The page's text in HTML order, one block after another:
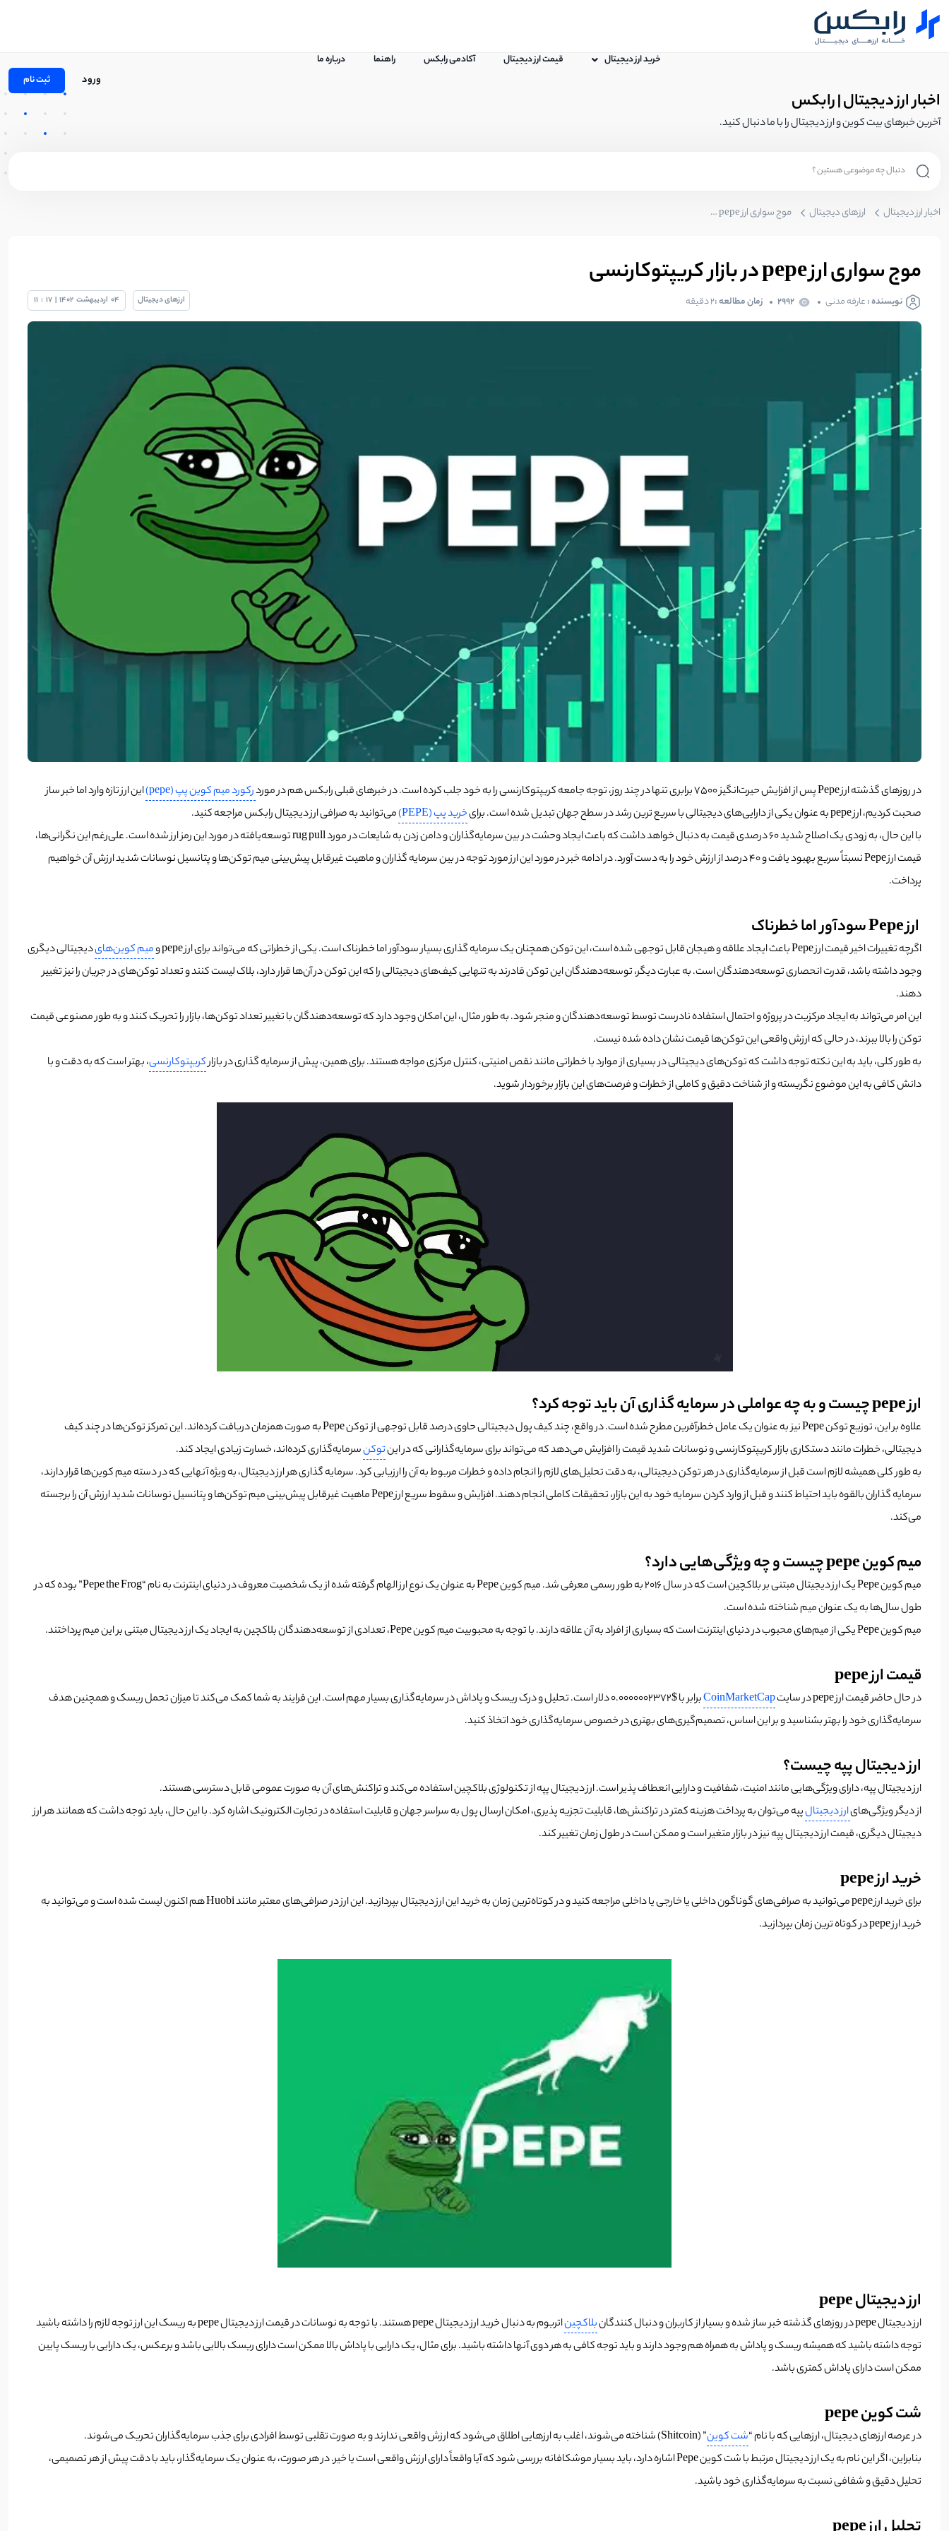
خرید ارز دیجیتال قیمت ارز دیجیتال آکادمی رابکس راهنما درباره ما
ورود ثبت نام
اخبار ارز دیجیتال | رابکس
آخرین خبرهای بیت کوین و ارز دیجیتال را با ما دنبال کنید.
اخبار ارز دیجیتال ارزهای دیجیتال موج سواری ارز pepe در بازار کریپتوکارنسی
موج سواری ارز pepe در بازار کریپتوکارنسی
نویسنده :عارفه مدنی 2992 زمان مطالعه :۲ دقیقه ارزهای دیجیتال 04 اردیبهشت 1402
|
17
:
11
در روز‌های گذشته ارز Pepe پس از افزایش حیرت‌انگیز 7500 برابری تنها در چند روز، توجه جامعه کریپتوکارنسی را به خود جلب کرده است. در خبر‌های قبلی رابکس هم در مورد رکورد میم کوین پپ (pepe)
این ارز تازه وارد اما خبر ساز
صحبت کردیم، ارز pepe به عنوان یکی از دارایی‌های دیجیتالی با سریع ترین رشد در سطح جهان تبدیل شده است. برای
خرید پپ (PEPE)
می‌توانید به صرافی ارز دیجیتال رابکس مراجعه کنید.
با این حال، به زودی یک اصلاح شدید 60 درصدی قیمت به دنبال خواهد داشت که باعث ایجاد وحشت در بین سرمایه‌گذاران و دامن زدن به شایعات در مورد rug pull توسعه‌یافته در مورد این رمز ارز شده است. علی‌رغم این نگرانی‌ها،
قیمت ارز Pepe نسبتاً سریع بهبود یافت و 40 درصد از ارزش خود را به دست آورد. در ادامه خبر در مورد این ارز مورد توجه در بین سرمایه گذاران و ماهیت غیرقابل پیش‌بینی میم توکن‌ها و پتانسیل نوسانات شدید ارزش آن خواهیم
پرداخت.
ارز Pepe سودآور اما خطرناک
اگرچه تغییرات اخیر قیمت ارز Pepe باعث ایجاد علاقه و هیجان قابل توجهی شده است، این توکن همچنان یک سرمایه گذاری بسیار سودآور اما خطرناک است. یکی از خطراتی که می‌تواند برای ارز pepe و میم کوین‌هایدیجیتالی دیگری
وجود داشته باشد، قدرت انحصاری توسعه‌دهندگان است. به عبارت دیگر، توسعه‌دهندگان این توکن قادرند به تنهایی کیف‌های دیجیتالی را که این توکن در آن‌ها قرار دارد، بلاک لیست کنند و تعداد توکن‌های در جریان را نیز تغییر
دهند.
این امر می‌تواند به ایجاد مرکزیت در پروژه و احتمال استفاده نادرست توسط توسعه‌دهندگان و منجر شود. به طور مثال، این امکان وجود دارد که توسعه‌دهندگان با تغییر تعداد توکن‌ها، بازار را تحریک کنند و به طور مصنوعی قیمت
توکن را بالا ببرند، در حالی که ارزش واقعی این توکن‌ها قیمت نشان داده شده نیست.
به طور کلی، باید به این نکته توجه داشت که توکن‌های دیجیتالی در بسیاری از موارد با خطراتی مانند نقص امنیتی، کنترل مرکزی مواجه هستند. برای همین، پیش از سرمایه گذاری در بازارکریپتوکارنسی،بهتر است که به دقت و با
دانش کافی به این موضوع نگریسته و از شناخت دقیق و کاملی از خطرات و فرصت‌های این بازار برخوردار شوید.
ارز pepe چیست و به چه عواملی در سرمایه گذاری آن باید توجه کرد؟
علاوه بر این، توزیع توکن Pepe نیز به عنوان یک عامل خطرآفرین مطرح شده است. در واقع، چند کیف پول دیجیتالی حاوی درصد قابل توجهی از توکن Pepe به صورت همزمان دریافت کرده‌اند. این تمرکز توکن‌ها در چند کیف
دیجیتالی، خطرات مانند دستکاری بازار کریپتوکارنسی و نوسانات شدید قیمت را افزایش می‌دهد که می‌تواند برای سرمایه‌گذارانی که در اینتوکنسرمایه‌گذاری کرده‌اند، خسارت زیادی ایجاد کند.
به طور کلی همیشه لازم است قبل از سرمایه‌گذاری در هر توکن دیجیتالی، به دقت تحلیل‌های لازم را انجام داده و خطرات مربوط به آن را ارزیابی کرد. سرمایه گذاری هر ارز دیجیتال، به ویژه آنهایی که در دسته میم کوین‌ها قرار دارند،
سرمایه گذاران بالقوه باید احتیاط کنند و قبل از وارد کردن سرمایه خود به این بازار، تحقیقات کاملی انجام دهند. افزایش و سقوط سریع ارز Pepe ماهیت غیرقابل پیش‌بینی میم توکن‌ها و پتانسیل نوسانات شدید ارزش آن را برجسته
می‌کند.
میم کوین pepe چیست و چه ویژگی‌هایی دارد؟
میم کوین Pepe یک ارز دیجیتال مبتنی بر بلاکچین است که در سال ۲۰۱۶ به طور رسمی معرفی شد. میم کوین Pepe به عنوان یک نوع ارز الهام گرفته شده از یک شخصیت معروف در دنیای اینترنت به نام “Pepe the Frog” بوده که در
طول سال‌ها به یک عنوان میم شناخته شده است.
میم کوین Pepe یکی از میم‌های محبوب در دنیای اینترنت است که بسیاری از افراد به آن علاقه دارند. با توجه به محبوبیت میم کوین Pepe، تعدادی از توسعه‌دهندگان بلاکچین به ایجاد یک ارز دیجیتال مبتنی بر این میم پرداختند.
قیمت ارز pepe
در حال حاضر قیمت ارز pepe در سایت CoinMarketCap
برابر با $0.0000002372 دلار است. تحلیل و درک ریسک و پاداش در سرمایه‌گذاری بسیار مهم است. این فرایند به شما کمک می‌کند تا میزان تحمل ریسک و همچنین هدف
سرمایه‌گذاری خود را بهتر بشناسید و بر این اساس، تصمیم‌گیری‌های بهتری در خصوص سرمایه‌گذاری خود اتخاذ کنید.
ارز دیجیتال پپه چیست؟
ارز دیجیتال پپه، دارای ویژگی‌هایی مانند امنیت، شفافیت و دارایی انعطاف پذیر است. ارز دیجیتال پپه از تکنولوژی بلاکچین استفاده می‌کند و تراکنش‌های آن به صورت عمومی قابل دسترسی هستند.
از دیگر ویژگی‌هایارز دیجیتالپپه می‌توان به پرداخت هزینه کمتر در تراکنش‌ها، قابلیت تجزیه پذیری، امکان ارسال پول به سراسر جهان و قابلیت استفاده در تجارت الکترونیک اشاره کرد. با این حال، باید توجه داشت که همانند هر ارز
دیجیتال دیگری، قیمت ارز دیجیتال پپه نیز در بازار متغیر است و ممکن است در طول زمان تغییر کند.
خرید ارز pepe
برای خرید ارز pepe می‌توانید به صرافی‌های گوناگون داخلی یا خارجی یا داخلی مراجعه کنید و در کوتاه‌ترین زمان به خرید این ارز دیجیتال بپردازید. این ارز در صرافی‌های معتبر مانند Huobi هم اکنون لیست شده است و می‌توانید به
خرید ارز pepe در کوتاه ترین زمان بپردازید.
ارز دیجیتال pepe
ارز دیجیتال pepe در روز‌های گذشته خبر ساز شده و بسیار از کاربران و دنبال کنندگان بلاکچیناتربوم به دنبال خرید ارز دیجیتال pepe هستند. با توجه به نوسانات در قیمت ارز دیجیتال pepe به ریسک این ارز توجه لازم را داشته باشید
توجه داشته باشید که همیشه ریسک و پاداش به همراه هم وجود دارند و باید توجه کافی به هر دوی آنها داشته باشید. برای مثال، یک دارایی با پاداش بالا ممکن است دارای ریسک بالایی باشد و برعکس، یک دارایی با ریسک پایین
ممکن است دارای پاداش کمتری باشد.
شت کوین pepe
در عرصه ارزهای دیجیتال، ارزهایی که با نام “شت کوین”(Shitcoin) شناخته می‌شوند، اغلب به ارزهایی اطلاق می‌شود که ارزش واقعی ندارند و به صورت تقلبی توسط افرادی برای جذب سرمایه‌گذاران تحریک می‌شوند.
بنابراین، اگر این نام به یک ارز دیجیتال مرتبط با شت کوین Pepe اشاره دارد، باید بسیار موشکافانه بررسی شود که آیا واقعاً دارای ارزش واقعی است یا خیر. در هر صورت، به عنوان یک سرمایه‌گذار، باید با دقت پیش از هر تصمیمی،
تحلیل دقیق و شفافی نسبت به سرمایه‌گذاری خود باشید.